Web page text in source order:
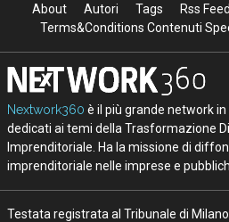
About Autori Tags Rss Feed
Terms&Conditions Contenuti
Nextwork360 è il più grande network
dedicati ai temi della Trasformazione
Imprenditoriale. Ha la missione di
imprenditoriale nelle imprese e
Testata registrata al Tribunale di